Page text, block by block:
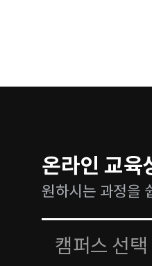
온라인 교육
원하시는 과정을